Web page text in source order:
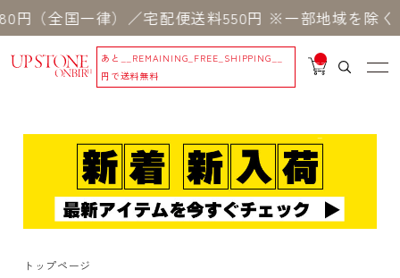
国一律）／宅配便送料550円 ※一部地域を除く
あと
__REMAINING_FREE_SHIPPING__
円で送料無料
__
IT
_
トップページ